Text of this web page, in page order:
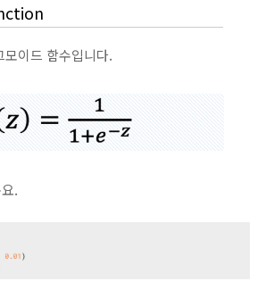
이드 함수입니다.
.